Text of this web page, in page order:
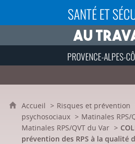
SANTÉ ET
PROVENCE-ALPES-
Accueil Risques et prévention
psychosociaux
Matinales RPS/
Matinales RPS/QVT du Var
prévention des RPS à la qualité